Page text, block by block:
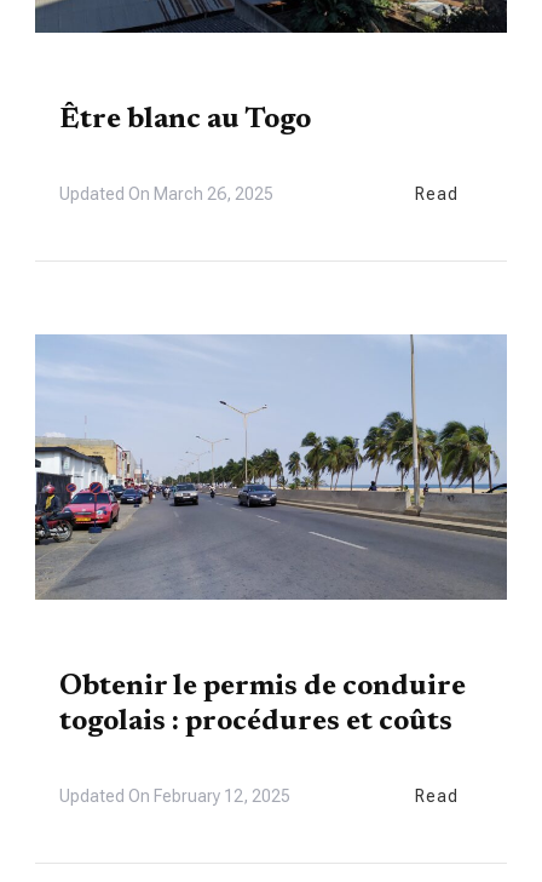
Être blanc au Togo
Updated On March 26, 2025 Read
Obtenir le permis de conduire
togolais : procédures et coûts
Updated On February 12, 2025 Read